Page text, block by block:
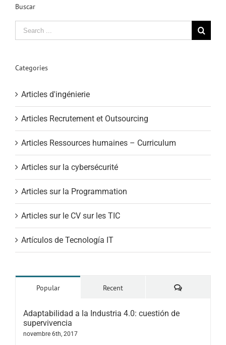
Buscar
Search
for:
Categories
Articles d'ingénierie
Articles Recrutement et Outsourcing
Articles Ressources humaines – Curriculum
Articles sur la cybersécurité
Articles sur la Programmation
Articles sur le CV sur les TIC
Artículos de Tecnología IT
Popular Recent Comments
Adaptabilidad a la Industria 4.0: cuestión de
supervivencia
novembre 6th, 2017